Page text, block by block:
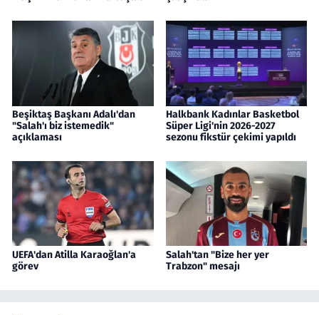
Beşiktaş Başkanı Adalı'dan
"Salah'ı biz istemedik"
açıklaması
Halkbank Kadınlar Basketbol
Süper Ligi'nin 2026-2027
sezonu fikstür çekimi yapıldı
UEFA'dan Atilla Karaoğlan'a
görev
Salah'tan "Bize her yer
Trabzon" mesajı